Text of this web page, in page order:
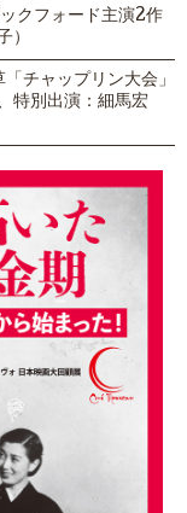
クフォード主演2作
）
チャップリン大会」
特別出演：細馬宏